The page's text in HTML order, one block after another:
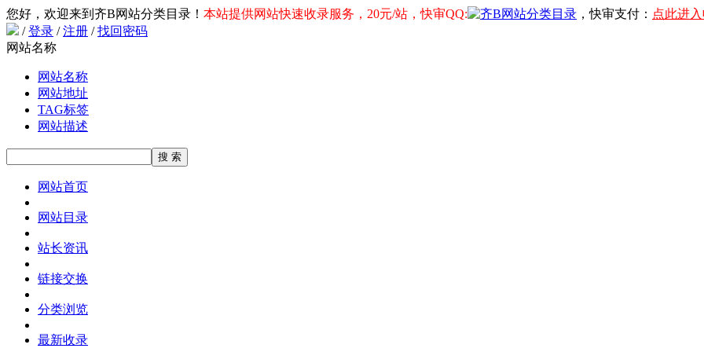
您好，欢迎来到齐B网站分类目录！ 本站提供网站快速收录服务，20元/站，快审QQ: ，快审支付： 点此进
/登录 /注册 /找回密码
网站名称
网站名称
网站地址
TAG标签
网站描述
网站首页
网站目录
站长资讯
链接交换
分类浏览
最新收录